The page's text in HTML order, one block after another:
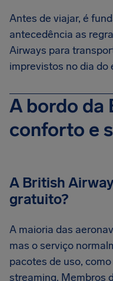
Antes de viajar, é
antecedência as
Airways para
imprevistos no dia do
A bordo da
conforto e
A British
gratuito?
A maioria das
mas o serviço
pacotes de uso,
streaming. Membros